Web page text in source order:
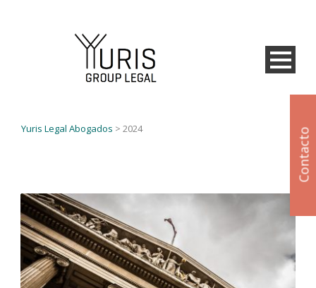
Yuris Legal Abogados > 2024 Contacto